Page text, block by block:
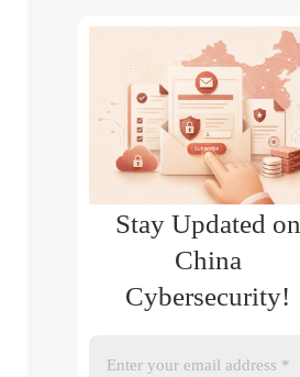
Stay Updated on
China
Cybersecurity!